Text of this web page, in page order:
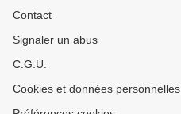
Contact
Signaler un abus
C.G.U.
Cookies et données personnelles